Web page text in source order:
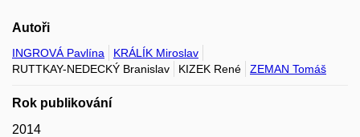
Autoři
INGROVÁ Pavlína
KRÁLÍK Miroslav
RUTTKAY-NEDECKÝ Branislav
KIZEK René ZEMAN Tomáš
Rok publikování
2014